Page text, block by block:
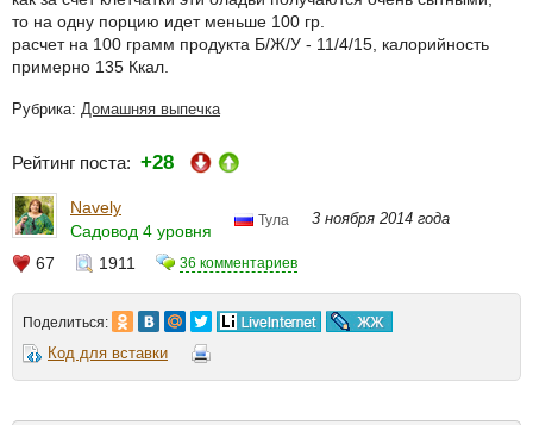
то на одну порцию идет меньше 100 гр.
расчет на 100 грамм продукта Б/Ж/У - 11/4/15, калорийность
примерно 135 Ккал.
Рубрика: Домашняя выпечка
Рейтинг поста: +28
Navely
Садовод 4 уровня
Тула 3 ноября 2014 года
67 1911 36 комментариев
Поделиться:
Код для вставки